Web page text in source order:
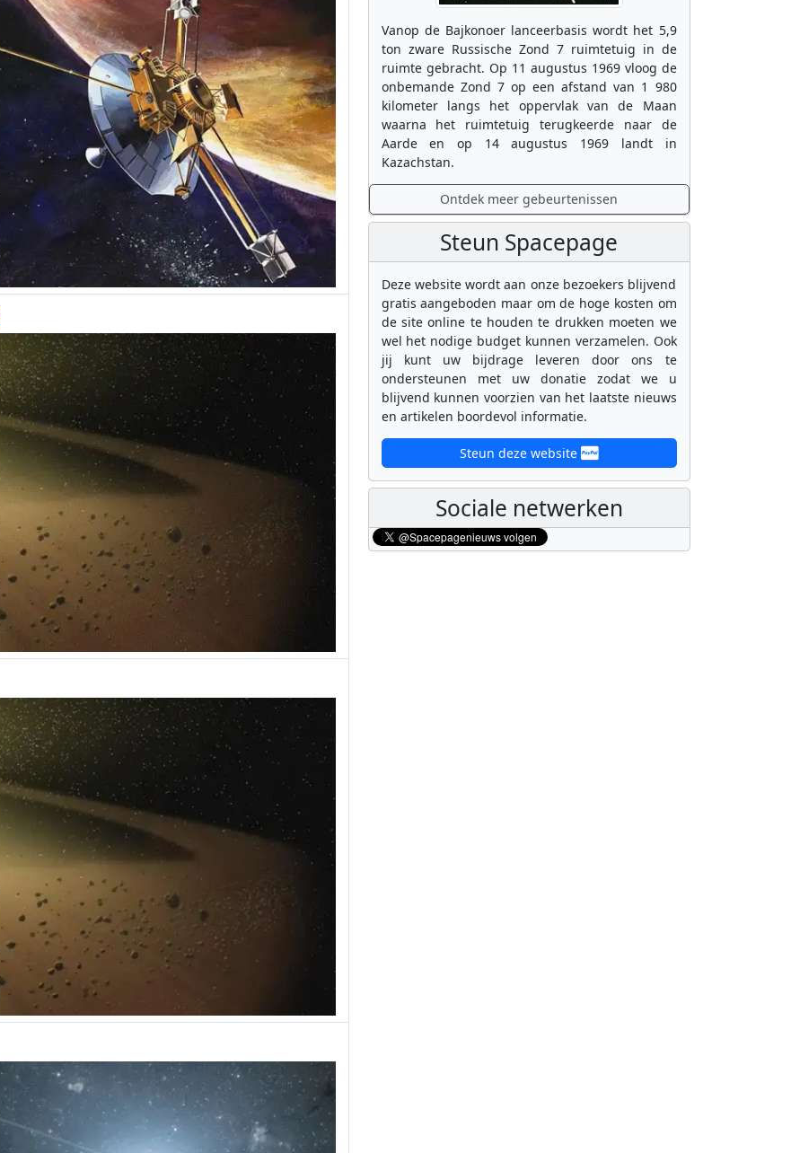
Vanop de Bajkonoer lanceerbasis wordt het 5,9
ton zware Russische Zond 7 ruimtetuig in de
ruimte gebracht. Op 11 augustus 1969 vloog de
onbemande Zond 7 op een afstand van 1 980
kilometer langs het oppervlak van de Maan
waarna het ruimtetuig terugkeerde naar de
Aarde en op 14 augustus 1969 landt in
Kazachstan.
Ontdek meer gebeurtenissen
Steun Spacepage
Deze website wordt aan onze bezoekers blijvend
gratis aangeboden maar om de hoge kosten om
de site online te houden te drukken moeten we
wel het nodige budget kunnen verzamelen. Ook
jij kunt uw bijdrage leveren door ons te
ondersteunen met uw donatie zodat we u
blijvend kunnen voorzien van het laatste nieuws
en artikelen boordevol informatie.
Steun deze website
Sociale netwerken